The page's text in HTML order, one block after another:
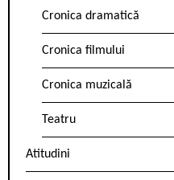
Cronica dramatică
Cronica filmului
Cronica muzicală
Teatru
Atitudini